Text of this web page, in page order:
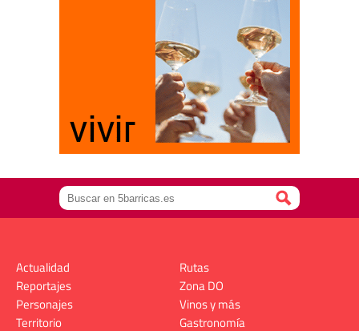
Actualidad
Reportajes
Personajes
Territorio
Rutas
Zona DO
Vinos y más
Gastronomía